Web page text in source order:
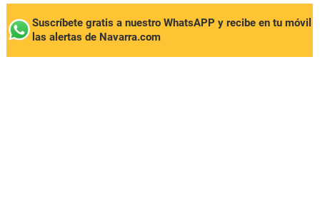
Suscríbete gratis a nuestro WhatsAPP y recibe en tu móvil
las alertas de Navarra.com